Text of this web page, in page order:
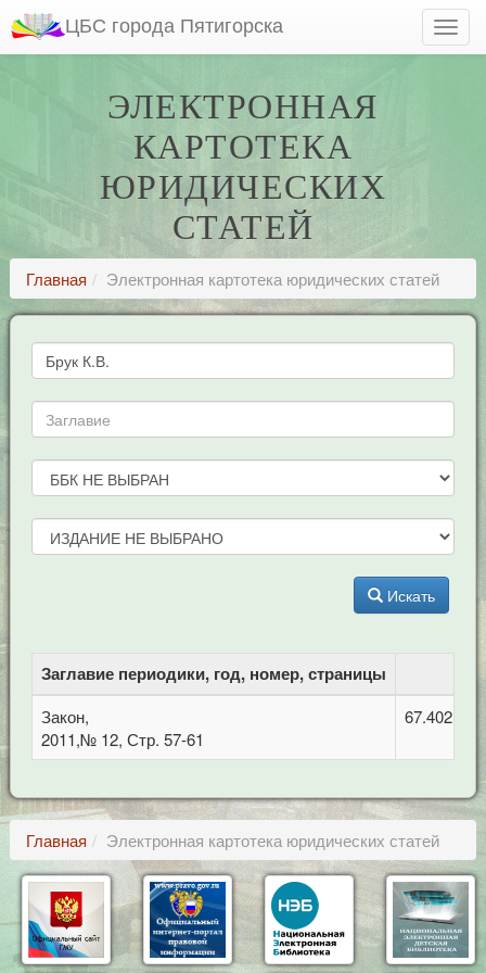
ЦБС города Пятигорска
ЭЛЕКТРОННАЯ
КАРТОТЕКА
ЮРИДИЧЕСКИХ
СТАТЕЙ
Главная Электронная картотека юридических статей
Искать
Заглавие периодики, год, номер, страницы
Закон,
2011,№ 12, Стр. 57-61
67.402
Главная Электронная картотека юридических статей